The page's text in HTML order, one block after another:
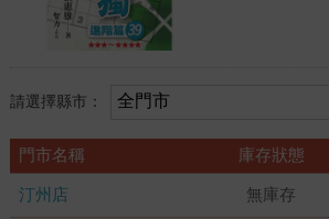
請選擇縣市：
門市名稱 庫存狀態
汀州店 無庫存